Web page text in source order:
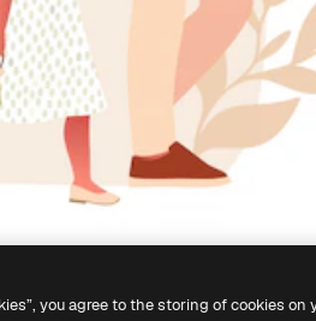
you agree to the storing of cookies on